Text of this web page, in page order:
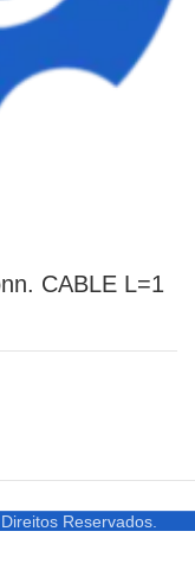
CABLE L=1
Reservados.